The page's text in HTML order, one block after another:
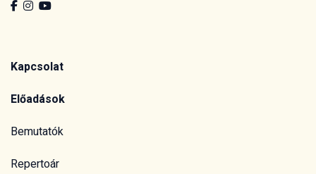
Kapcsolat
Előadások
Bemutatók
Repertoár